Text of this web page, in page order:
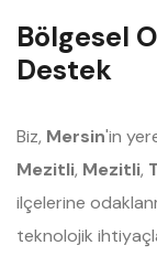
Bölgesel
Destek
Biz, Mersin'in
Mezitli, Mezitli,
ilçelerine
teknolojik